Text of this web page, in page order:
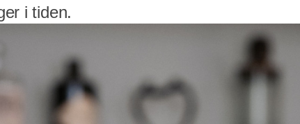
i tiden.